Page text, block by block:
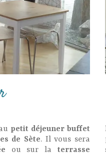
petit déjeuner buffet
de Sète. Il vous sera
ou sur laterrasse